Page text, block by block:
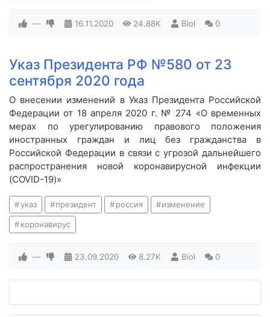
— 16.11.2020 24.88K Biol 0
Указ Президента РФ №580 от 23
сентября 2020 года
О внесении изменений в Указ Президента Российской
Федерации от 18 апреля 2020 г. № 274 «О временных
мерах по урегулированию правового положения
иностранных граждан и лиц без гражданства в
Российской Федерации в связи с угрозой дальнейшего
распространения новой коронавирусной инфекции
(COVID-19)»
указ президент россия изменение
коронавирус
— 23.09.2020 8.27K Biol 0